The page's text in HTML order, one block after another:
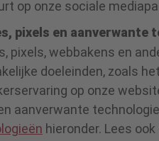
op onze sociale
pixels en aanverwante
pixels, webbakens en
doeleinden, zoals
op onze
aanverwante
hieronder. Lees ook